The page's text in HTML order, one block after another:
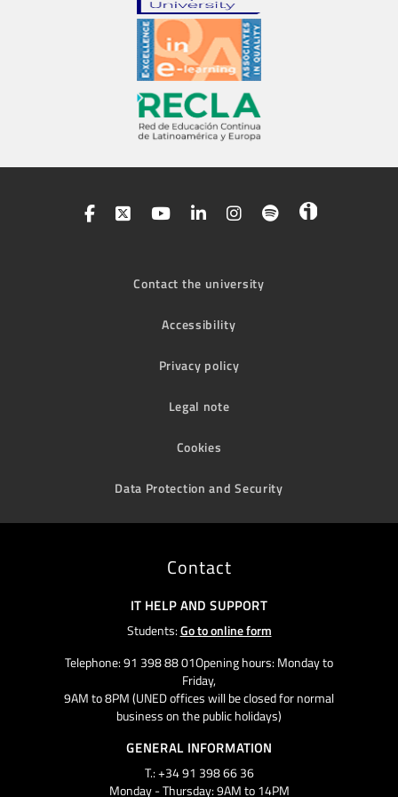
Contact the university
Accessibility
Privacy policy
Legal note
Cookies
Data Protection and Security
Contact
IT HELP AND SUPPORT
Students:Go to online form
Telephone: 91 398 88 01Opening hours: Monday to
Friday,
9AM to 8PM (UNED offices will be closed for normal
business on the public holidays)
GENERAL INFORMATION
T.: +34 91 398 66 36
Monday - Thursday: 9AM to 14PM